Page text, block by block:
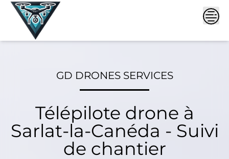
Skip
GD DRONES SERVICES
Télépilote drone à
Sarlat-la-Canéda - Suivi
de chantier